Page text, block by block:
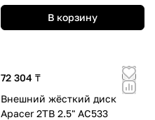
В корзину
72 304 ₸
Внешний жёсткий диск
Apacer 2TB 2.5" AC533